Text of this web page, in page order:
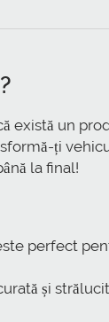
există un
ți
la final!
perfect
și